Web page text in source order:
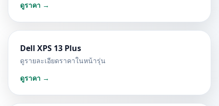
ดูราคา →
Dell XPS 13 Plus
ดูรายละเอียดราคาในหน้ารุ่น
ดูราคา →